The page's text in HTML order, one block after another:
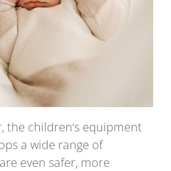
the children‘s equipment
a wide range of
even safer, more